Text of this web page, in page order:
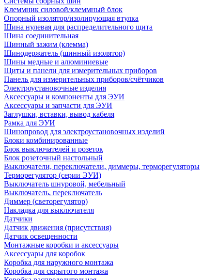
Клеммник силовой/клеммный блок
Опорный изолятор/изолирующая втулка
Шина нулевая для распределительного щита
Шина соединительная
Шинный зажим (клемма)
Шинодержатель (шинный изолятор)
Шины медные и алюминиевые
Щиты и панели для измерительных приборов
Панель для измерительных приборов/счётчиков
Электроустановочные изделия
Аксессуары и компоненты для ЭУИ
Аксессуары и запчасти для ЭУИ
Заглушки, вставки, вывод кабеля
Рамка для ЭУИ
Шинопровод для электроустановочных изделий
Блоки комбинированные
Блок выключателей и розеток
Блок розеточный настольный
Выключатели, переключатели, диммеры, терморегуляторы
Терморегулятор (серии ЭУИ)
Выключатель шнуровой, мебельный
Выключатель, переключатель
Диммер (светорегулятор)
Накладка для выключателя
Датчики
Датчик движения (присутствия)
Датчик освещенности
Монтажные коробки и аксессуары
Аксессуары для коробок
Коробка для наружного монтажа
Коробка для скрытого монтажа